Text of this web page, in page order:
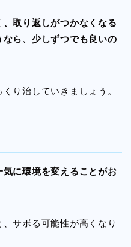
取り返しがつかなくなる
ら、少しずつでも良いの
り治していきましょう。
に環境を変えることがお
サボる可能性が高くなり